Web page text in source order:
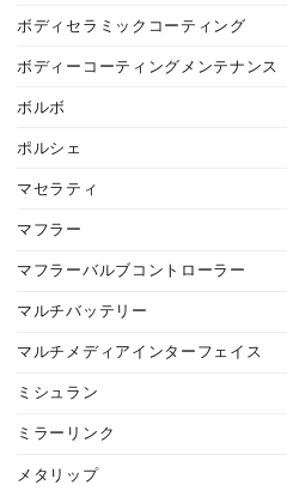
ボディセラミックコーティング
ボディーコーティングメンテナンス
ボルボ
ポルシェ
マセラティ
マフラー
マフラーバルブコントローラー
マルチバッテリー
マルチメディアインターフェイス
ミシュラン
ミラーリンク
メタリップ